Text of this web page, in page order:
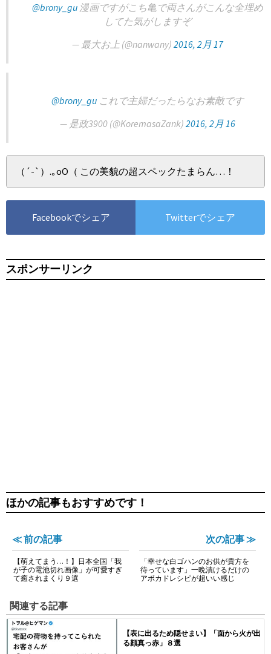
@brony_gu漫画ですがこち亀で両さんがこんな全埋め
してた気がしますぞ
— 最大お上 (@nanwany) 2016, 2月 17
@brony_guこれで主婦だったらなお素敵です
— 是政3900 (@KoremasaZank) 2016, 2月 16
（´-`）.｡oO（ この美貌の超スペックたまらん…！
Facebookでシェア Twitterでシェア
スポンサーリンク
ほかの記事もおすすめです！
≪ 前の記事
【萌えてまう…！】日本全国「我
が子の電池切れ画像」が可愛すぎ
て癒されまくり９選
次の記事 ≫
「幸せな白ゴハンのお供が貴方を
待っています」一晩漬けるだけの
アボカドレシピが超いい感じ
関連する記事
【表に出るため隠せまい】「面から火が出
る顔真っ赤」８選